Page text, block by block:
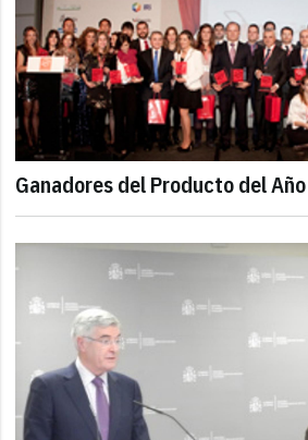
Ganadores del Producto del